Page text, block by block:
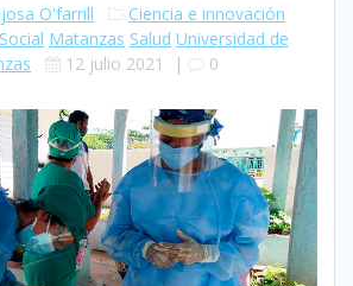
O'farrill
Ciencia e innovación
Matanzas Salud Universidad de
12 julio 2021 | 0